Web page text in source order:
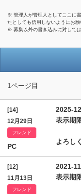
※ 管理人が管理人としてここに
たとしても信用しないようにお願
※ 募集以外の書き込みに対して
1ページ目
[14]
12月29日
フレンド
PC
2025-
表示期
よろし
[12]
11月13日
フレンド
2021-
表示期